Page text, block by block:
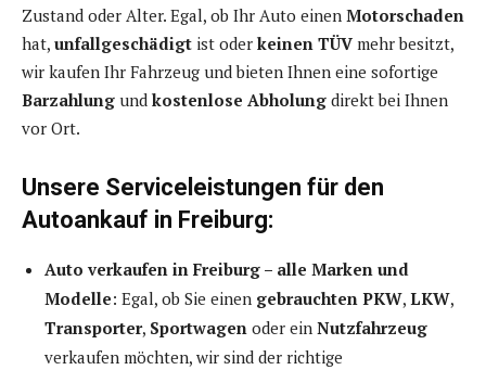
Zustand oder Alter. Egal, ob Ihr Auto einen Motorschaden
hat, unfallgeschädigt ist oder keinen TÜV mehr besitzt,
wir kaufen Ihr Fahrzeug und bieten Ihnen eine sofortige
Barzahlung und kostenlose Abholung direkt bei Ihnen
vor Ort.
Unsere Serviceleistungen für den
Autoankauf in Freiburg:
Auto verkaufen in Freiburg – alle Marken und
Modelle: Egal, ob Sie einen gebrauchten PKW, LKW,
Transporter, Sportwagen oder ein Nutzfahrzeug
verkaufen möchten, wir sind der richtige